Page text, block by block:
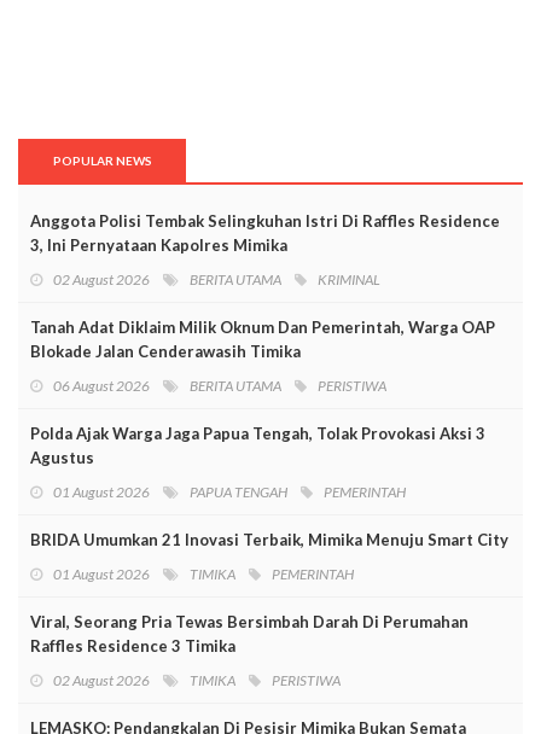
POPULAR NEWS
Anggota Polisi Tembak Selingkuhan Istri Di Raffles Residence
3, Ini Pernyataan Kapolres Mimika
02 August 2026 BERITA UTAMA KRIMINAL
Tanah Adat Diklaim Milik Oknum Dan Pemerintah, Warga OAP
Blokade Jalan Cenderawasih Timika
06 August 2026 BERITA UTAMA PERISTIWA
Polda Ajak Warga Jaga Papua Tengah, Tolak Provokasi Aksi 3
Agustus
01 August 2026 PAPUA TENGAH PEMERINTAH
BRIDA Umumkan 21 Inovasi Terbaik, Mimika Menuju Smart City
01 August 2026 TIMIKA PEMERINTAH
Viral, Seorang Pria Tewas Bersimbah Darah Di Perumahan
Raffles Residence 3 Timika
02 August 2026 TIMIKA PERISTIWA
LEMASKO: Pendangkalan Di Pesisir Mimika Bukan Semata